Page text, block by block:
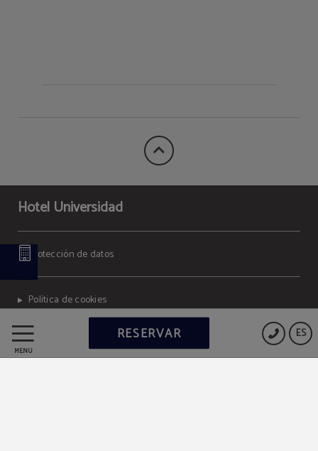
MENÚ
ES
RESERVAR
Hotel Universidad
Protección de datos
Política de cookies
Aviso legal